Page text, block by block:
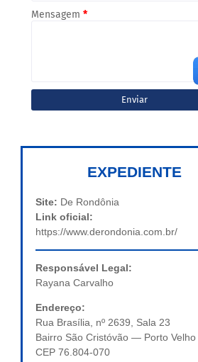
Mensagem *
EXPEDIENTE
Site: De Rondônia
Link oficial:
https://www.derondonia.com.br/
Responsável Legal:
Rayana Carvalho
Endereço:
Rua Brasília, nº 2639, Sala 23
Bairro São Cristóvão — Porto
CEP 76.804-070